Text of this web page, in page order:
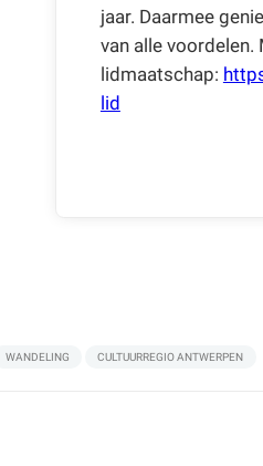
jaar. Daarmee
van alle voordelen.
lidmaatschap:
lid
WANDELING CULTUURREGIO ANTWERPEN